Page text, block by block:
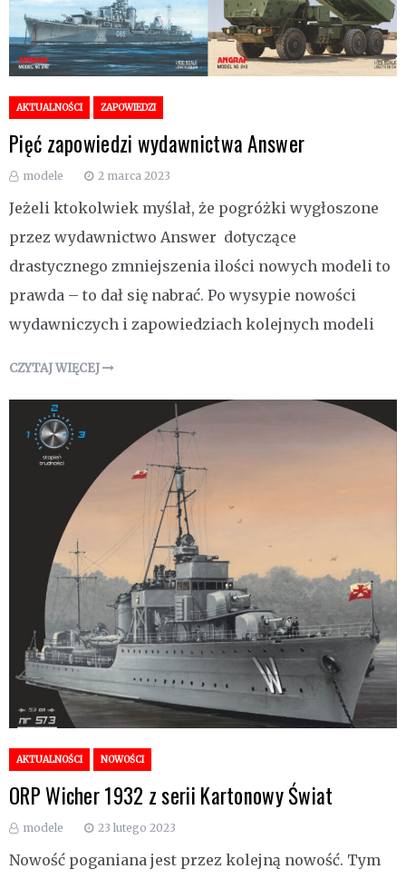
AKTUALNOŚCI ZAPOWIEDZI
Pięć zapowiedzi wydawnictwa Answer
modele 2 marca 2023
Jeżeli ktokolwiek myślał, że pogróżki wygłoszone
przez wydawnictwo Answer dotyczące
drastycznego zmniejszenia ilości nowych modeli to
prawda – to dał się nabrać. Po wysypie nowości
wydawniczych i zapowiedziach kolejnych modeli
CZYTAJ WIĘCEJ
AKTUALNOŚCI NOWOŚCI
ORP Wicher 1932 z serii Kartonowy Świat
modele 23 lutego 2023
Nowość poganiana jest przez kolejną nowość. Tym